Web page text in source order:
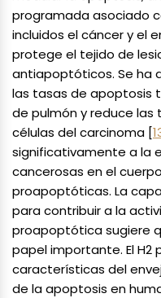
programada asociado
incluidos el cáncer y el
protege el tejido de
antiapoptóticos. Se ha
las tasas de apoptosis
de pulmón y reduce las
células del carcinoma [
significativamente a la
cancerosas en el
proapoptóticas. La
para contribuir a la
proapoptótica sugiere
papel importante. El
características del
de la apoptosis en